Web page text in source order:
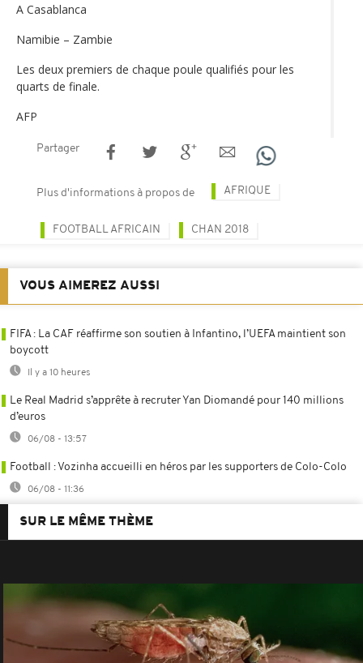
A Casablanca
Namibie – Zambie
Les deux premiers de chaque poule qualifiés pour les
quarts de finale.
AFP
Partager
Plus d'informations à propos de AFRIQUE
FOOTBALL AFRICAIN CHAN 2018
VOUS AIMEREZ AUSSI
FIFA : La CAF réaffirme son soutien à Infantino, l’UEFA maintient son
boycott
Il y a 10 heures
Le Real Madrid s’apprête à recruter Yan Diomandé pour 140 millions
d’euros
06/08 - 13:57
Football : Vozinha accueilli en héros par les supporters de Colo-Colo
06/08 - 11:36
SUR LE MÊME THÈME